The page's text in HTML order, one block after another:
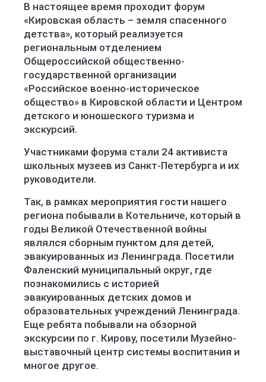
В настоящее время проходит форум
«Кировская область – земля спасенного
детства», который реализуется
региональным отделением
Общероссийской общественно-
государственной организации
«Российское военно-историческое
общество» в Кировской области и Центром
детского и юношеского туризма и
экскурсий.
Участниками форума стали 24 активиста
школьных музеев из Санкт-Петербурга и их
руководители.
Так, в рамках мероприятия гости нашего
региона побывали в Котельниче, который в
годы Великой Отечественной войны
являлся сборным пунктом для детей,
эвакуированных из Ленинграда. Посетили
Фаленский муниципальный округ, где
познакомились с историей
эвакуированных детских домов и
образовательных учреждений Ленинграда.
Еще ребята побывали на обзорной
экскурсии по г. Кирову, посетили Музейно-
выставочный центр системы воспитания и
многое другое.